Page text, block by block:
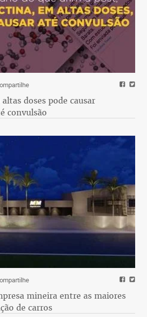
doses pode causar
convulsão
mineira entre as maiores
de carros